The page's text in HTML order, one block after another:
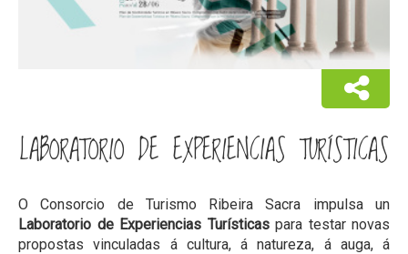
LABORATORIO DE EXPERIENCIAS TURÍSTICAS
O Consorcio de Turismo Ribeira Sacra impulsa un
Laboratorio de Experiencias Turísticaspara testar novas
propostas vinculadas á cultura, á natureza, á auga, á